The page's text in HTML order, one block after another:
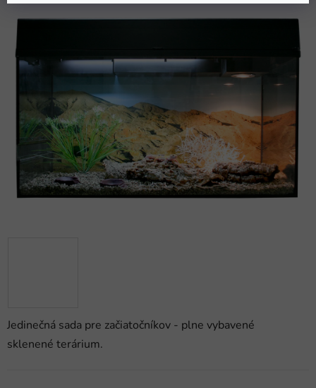
Jedinečná sada pre začiatočníkov - plne vybavené
sklenené terárium.
0,0